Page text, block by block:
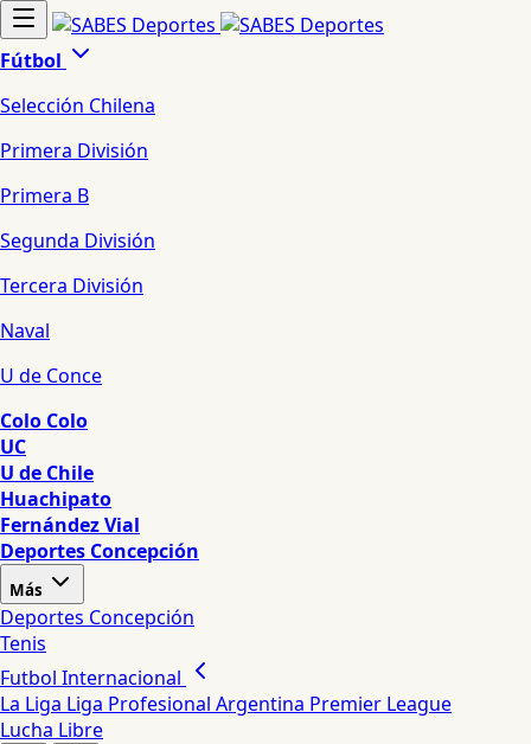
Fútbol
Selección Chilena
Primera División
Primera B
Segunda División
Tercera División
Naval
U de Conce
Colo Colo
UC
U de Chile
Huachipato
Fernández Vial
Deportes Concepción
Más
Deportes Concepción
Tenis
Futbol Internacional
La Liga Liga Profesional Argentina Premier League
Lucha Libre